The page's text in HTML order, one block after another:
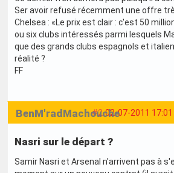
Ser avoir refusé récemment une offre
Chelsea : «Le prix est clair : c'est 50
ou six clubs intéressés parmi lesquels
que des grands clubs espagnols et
réalité ?
FF
#2 02-07-2011 17:01
BenM'radMachouche
Nasri sur le départ ?
Samir Nasri et Arsenal n'arrivent pas à